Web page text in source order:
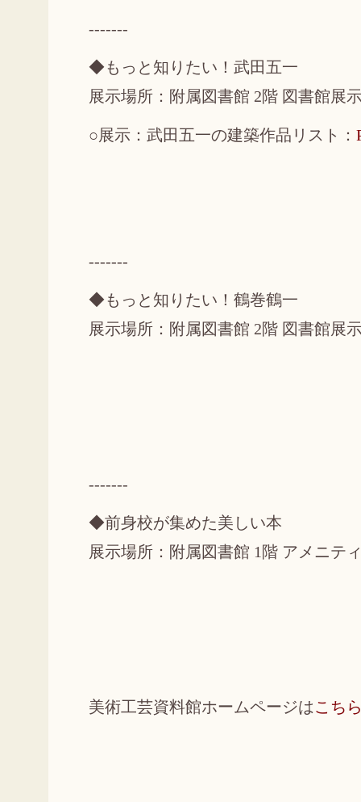
-------
◆もっと知りたい！武田五一
展示場所：附属図書館 2階 図書館展
○展示：武田五一の建築作品リスト：
-------
◆もっと知りたい！鶴巻鶴一
展示場所：附属図書館 2階 図書館展
-------
◆前身校が集めた美しい本
展示場所：附属図書館 1階 アメニテ
美術工芸資料館ホームページはこち